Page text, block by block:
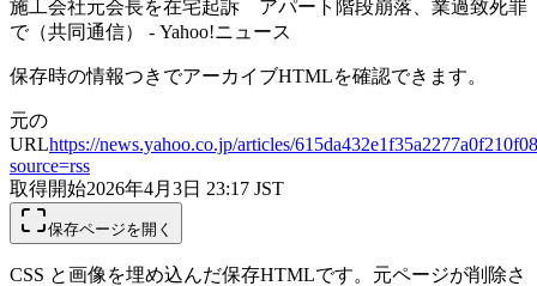
施工会社元会長を在宅起訴 アパート階段崩落、業過致死罪
で（共同通信） - Yahoo!ニュース
保存時の情報つきでアーカイブHTMLを確認できます。
元の
URLhttps://news.yahoo.co.jp/articles/
source=rss
取得開始2026年4月3日 23:17 JST
保存ページを開く
CSS と画像を埋め込んだ保存HTMLです。元ページが削除さ